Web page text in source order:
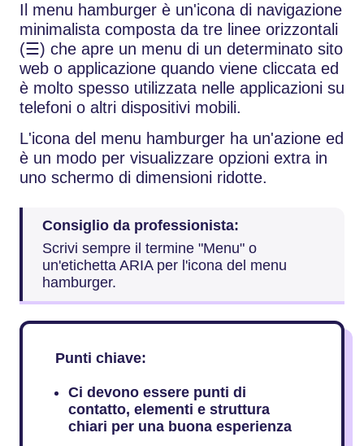
Il menu hamburger è un'icona di navigazione
minimalista composta da tre linee orizzontali
(☰) che apre un menu di un determinato sito
web o applicazione quando viene cliccata ed
è molto spesso utilizzata nelle applicazioni su
telefoni o altri dispositivi mobili.
L'icona del menu hamburger ha un'azione ed
è un modo per visualizzare opzioni extra in
uno schermo di dimensioni ridotte.
Consiglio da professionista:
Scrivi sempre il termine "Menu" o
un'etichetta ARIA per l'icona del menu
hamburger.
Punti chiave:
Ci devono essere punti di
contatto, elementi e struttura
chiari per una buona esperienza